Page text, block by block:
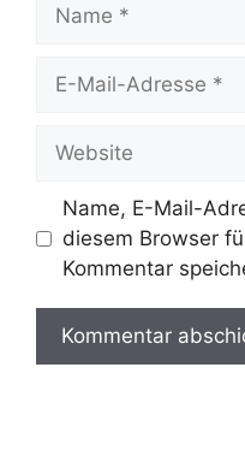
Name, E-Mail-
diesem Browser
Kommentar